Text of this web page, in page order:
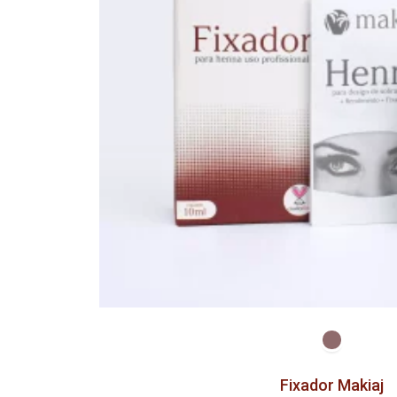
Fixador Makiaj